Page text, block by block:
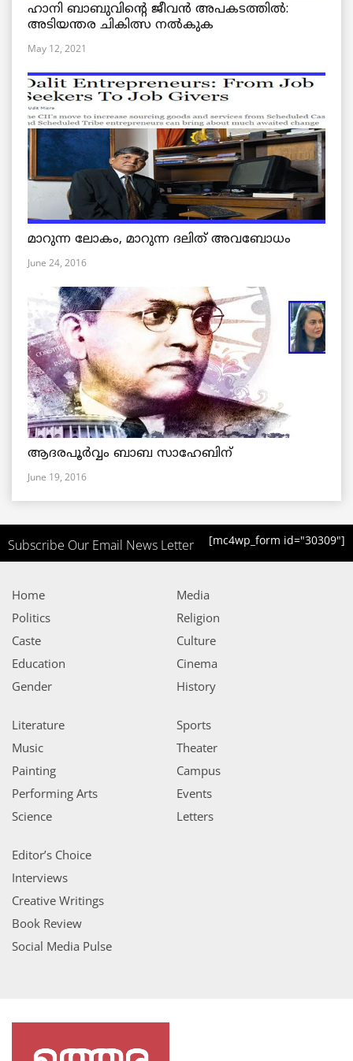
ഹാനി ബാബുവിന്റെ ജീവൻ അപകടത്തിൽ:
അടിയന്തര ചികിത്സ നൽകുക
May 12, 2021
മാറുന്ന ലോകം, മാറുന്ന ദലിത് അവബോധം
June 24, 2016
ആദരപൂര്‍വ്വം ബാബ സാഹേബിന്
June 19, 2016
Subscribe Our Email News Letter [mc4wp_form id="30309"]
Home
Politics
Caste
Education
Gender
Media
Religion
Culture
Cinema
History
Literature
Music
Painting
Performing Arts
Science
Sports
Theater
Campus
Events
Letters
Editor’s Choice
Interviews
Creative Writings
Book Review
Social Media Pulse